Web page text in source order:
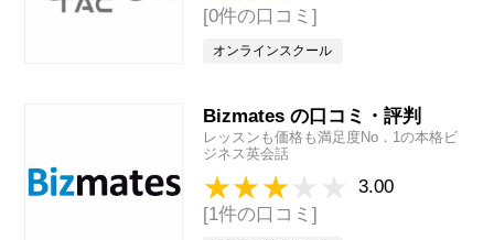
[0件の口コミ]
オンラインスクール
Bizmates の口コミ・評判
レッスンも価格も満足度No．1の本格ビ
ジネス英会話
3.00
[1件の口コミ]